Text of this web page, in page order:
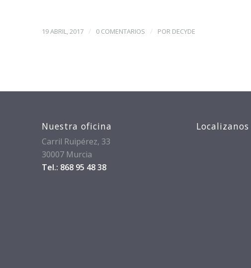
19 ABRIL, 2017 / 0 COMENTARIOS / POR DECYDE
Nuestra oficina
Carril Ruipérez, 33
30007 Murcia
Tel.: 868 95 48 38
Localizanos